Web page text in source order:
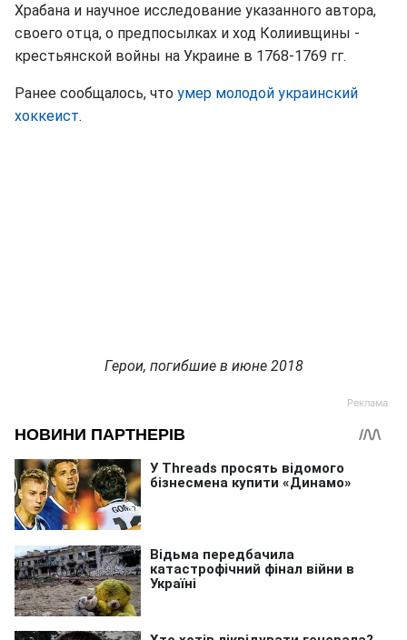
Храбана и научное исследование указанного автора,
своего отца, о предпосылках и ход Колиивщины -
крестьянской войны на Украине в 1768-1769 гг.
Ранее сообщалось, что умер молодой украинский
хоккеист.
Герои, погибшие в июне 2018